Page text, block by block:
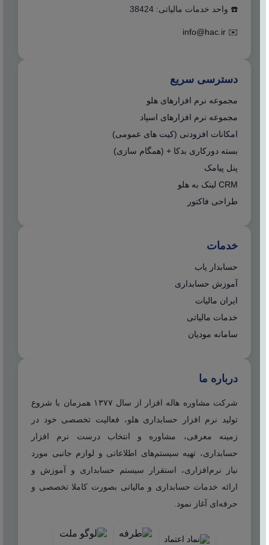
☎️ واحد خدمات مالیاتی: 38424
✉️
info@hac.ir
دسترسی سریع
مجموعه نرم افزارهای هلو
مجموعه نرم افزارهای اسپاد
امکانات افزودنی (کیت های عمومی)
بسته دورکاری بدکا + (همگام سازی)
پنل پیامک
CRM لینک به هلو
طراحی فاکتور
خدمات
حسابدار یاب
آموزش حسابداری
ایران مالیات
خدمات مالیاتی
سامانه مودیان
درباره ما
شرکت مشاوره هاله افزار از سال ۱۳۷۷ همزمان با شروع
تولید نرم افزار حسابداری هلو، فعالیت تخصصی خود در
زمینه معرفی، مشاوره و انتخاب درست نرم افزار
حسابداری، تهیه سیستم‌های اطلاعاتی و لوازم جانبی مورد
نیاز نرم‌افزاری، استقرار سیستم حسابداری و آموزش و
ارائه خدمات حسابداری و مالیاتی بصورت کاملا تخصصی و
حرفه‌ای آغاز نمود.